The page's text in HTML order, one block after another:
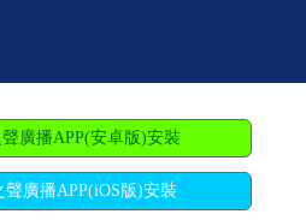
市場營銷、廣告推廣、節目主持
廣播APP(安卓版)安裝
廣播APP(iOS版)安裝